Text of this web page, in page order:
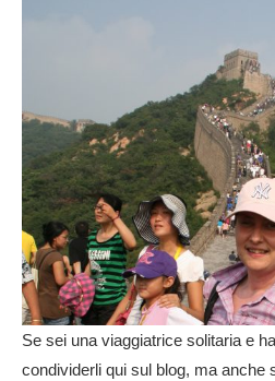
Se sei una viaggiatrice solitaria e
condividerli qui sul blog, ma anche